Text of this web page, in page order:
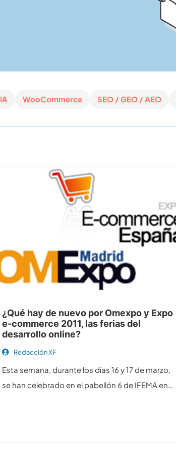
IA WooCommerce SEO / GEO / AEO
¿Qué hay de nuevo por Omexpo y Expo
e-commerce 2011, las ferias del
desarrollo online?
Redacción XF
Esta semana, durante los días 16 y 17 de marzo,
se han celebrado en el pabellón 6 de IFEMA en…